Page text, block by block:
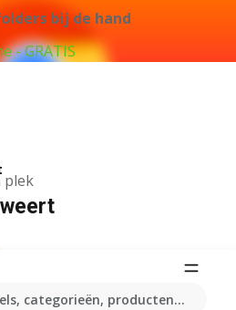
bij de hand
- GRATIS
plek
categorieën, producten...